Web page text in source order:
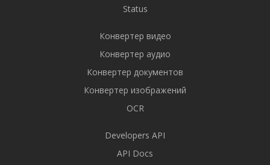
Status
Конвертер видео
Конвертер аудио
Конвертер документов
Конвертер изображений
OCR
Developers API
API Docs